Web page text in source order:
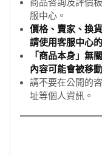
商品咨詢及評價
服中心。
價格、賣家、換
請使用客服中心
「商品本身」無
內容可能會被移
請不要在公開的
址等個人資訊。